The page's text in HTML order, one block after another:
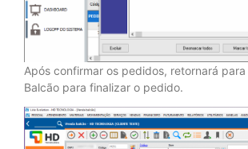
Após confirmar os pedidos, retornará
Balcão para finalizar o pedido.